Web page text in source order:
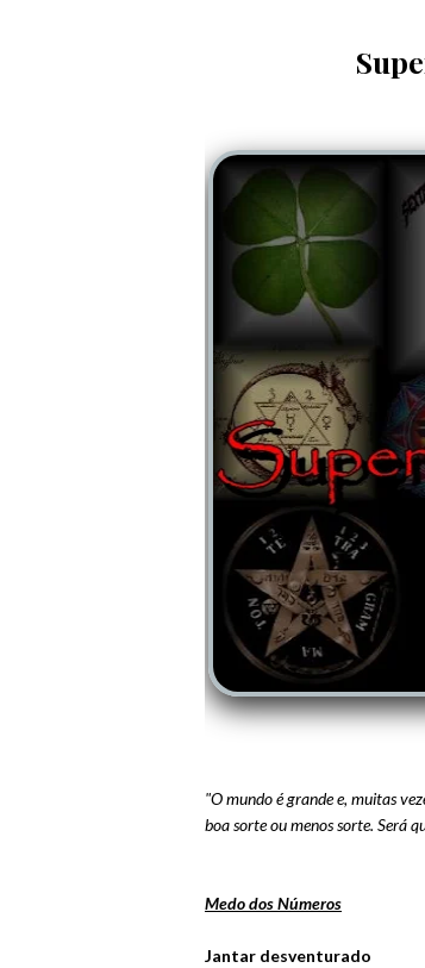
"O mundo é grande e, muitas
boa sorte ou menos sorte. Será
Medo dos Números
Jantar desventurado